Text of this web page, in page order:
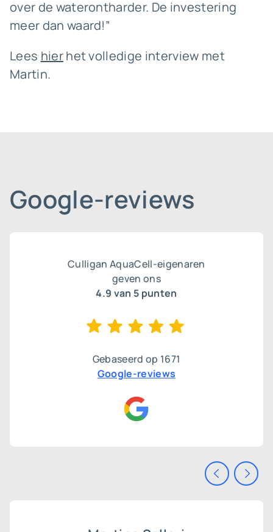
over de waterontharder. De investering
meer dan waard!”
Lees hierhet volledige interview met
Martin.
Google-reviews
Culligan AquaCell-eigenaren
geven ons
4.9 van 5 punten
Gebaseerd op 1671
Google-reviews